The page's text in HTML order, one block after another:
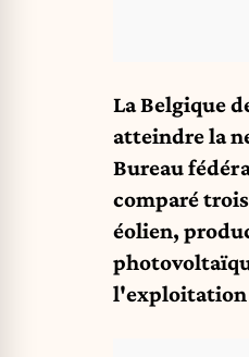
La Belgique
atteindre la
Bureau
comparé
éolien,
l'exploitation